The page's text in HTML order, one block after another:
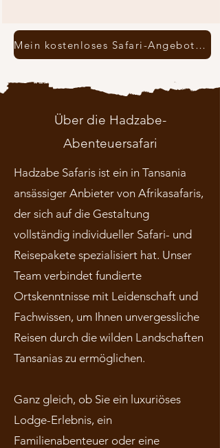
Mein kostenloses Safari-Angebot anfordern
Über die Hadzabe-
Abenteuersafari
Hadzabe Safaris ist ein in Tansania
ansässiger Anbieter von Afrikasafaris,
der sich auf die Gestaltung
vollständig individueller Safari- und
Reisepakete spezialisiert hat. Unser
Team verbindet fundierte
Ortskenntnisse mit Leidenschaft und
Fachwissen, um Ihnen unvergessliche
Reisen durch die wilden Landschaften
Tansanias zu ermöglichen.
Ganz gleich, ob Sie ein luxuriöses
Lodge-Erlebnis, ein
Familienabenteuer oder eine